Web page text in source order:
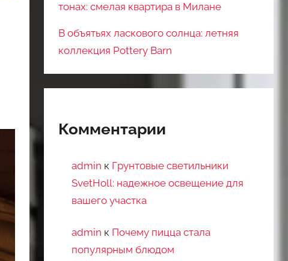
тонах: смелая квартира в Милане
В объятьях ласкового солнца: летняя
коллекция Pottery Barn
Комментарии
admin к Грунтовые светильники
SvetHoll: надежное освещение для
вашего участка
admin к Почему пицца стала
популярным блюдом